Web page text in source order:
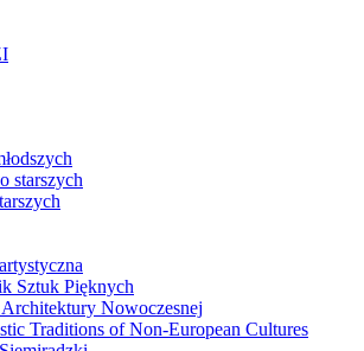
starszych
Sztuk Pięknych
Architektury Nowoczesnej
Traditions of Non-European Cultures